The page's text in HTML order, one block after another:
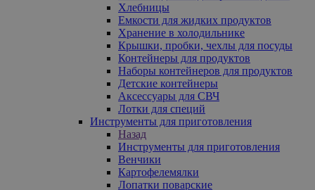
Хлебницы
Емкости для жидких продуктов
Хранение в холодильнике
Крышки, пробки, чехлы для посуды
Контейнеры для продуктов
Наборы контейнеров для продуктов
Детские контейнеры
Аксессуары для СВЧ
Лотки для специй
Инструменты для приготовления
Назад
Инструменты для приготовления
Венчики
Картофелемялки
Лопатки поварские